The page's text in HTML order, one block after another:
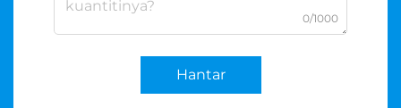
0/1000
Hantar